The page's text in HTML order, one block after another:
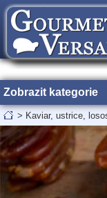
Zobrazit kategorie
> Kaviar, ustrice,